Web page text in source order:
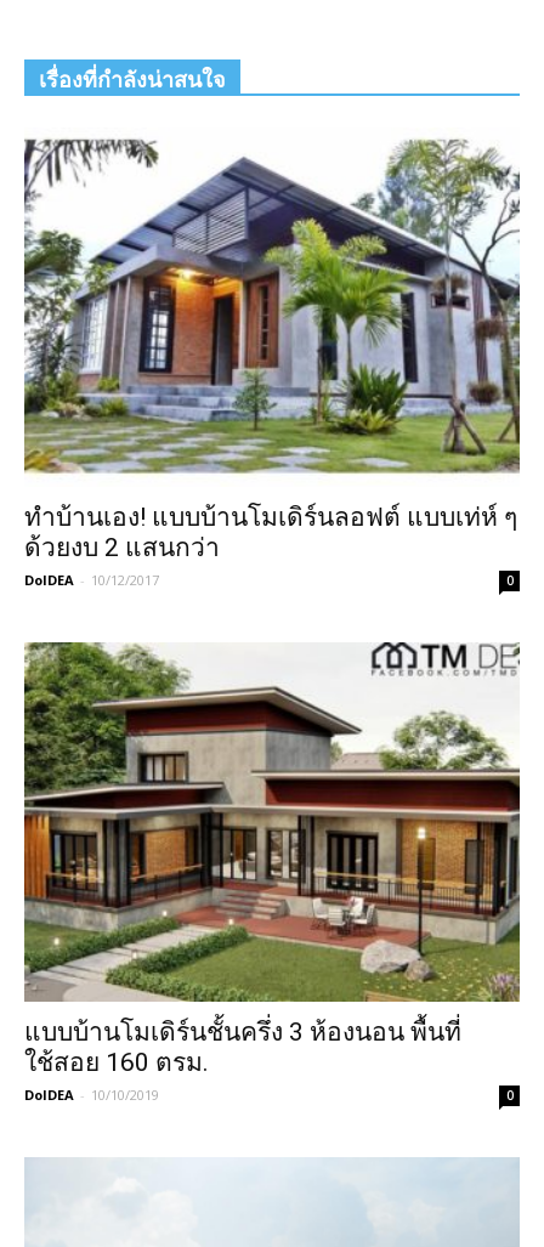
เรื่องที่กำลังน่าสนใจ
ทำบ้านเอง! แบบบ้านโมเดิร์นลอฟต์ แบบเท่ห์ ๆ
ด้วยงบ 2 แสนกว่า
DoIDEA - 10/12/2017 0
แบบบ้านโมเดิร์นชั้นครึ่ง 3 ห้องนอน พื้นที่
ใช้สอย 160 ตรม.
DoIDEA - 10/10/2019 0